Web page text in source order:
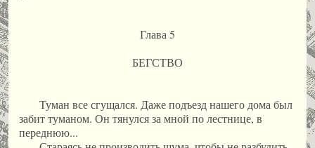
Глава 5
БЕГСТВО
Туман все сгущался. Даже подъезд нашего дома был
забит туманом. Он тянулся за мной по лестнице, в
переднюю...